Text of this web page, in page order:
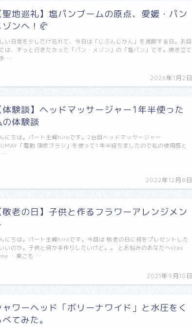
聖地巡礼】塩パンブームの原点、愛媛・パン
ゾンへ！🥐
2026年1月2日
い日常を少しだけ忘れて、今日は「じぶんじかん」を満喫する日。お目
は、ずっと行きたかった「パン・メゾン」の「塩パン」です。焼き立て
…
体験談】ヘッドマッサージャー1年半使った
の体験談
2022年12月8日
にちは。パート主婦hiroです。2台目ヘッドマッサージャー
「電動 頭皮ブラシ」を使って1年半経ちましたので私の使用感と
…
敬老の日】子供と作るフラワーアレンジメン
2021年9月10日
にちは。パート主婦hiroです。今回は 敬老の日に何をプレゼントした
いのか。子供と何か手作りしたいけど。。 とお悩みのあなたへstay
・巣ごも …
ャワーヘッド「ボリーナワイド」と水圧をく
べてみた。